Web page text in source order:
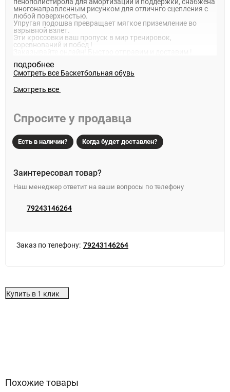
многонаправленным рисунком для отличнго сцепления с
любой поверхностью.
Упругая подошва превращает мягкое приземление во
взрывной взлет.
Эти кроссовки ваш пропуск в мир тренировок,
соревнований и побед !
подробнее
Смотреть все Баскетбольная обувь
Смотреть все
Спросите у продавца
Есть в наличии? Когда будет доставлен?
Заинтересовал товар?
Наш менеджер ответит на ваши вопросы по телефону
79243146264
Заказ по телефону: 79243146264
Купить в 1 клик
Похожие товары